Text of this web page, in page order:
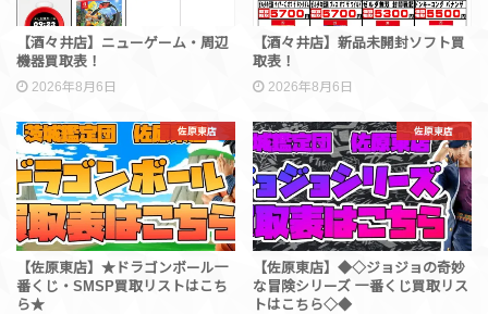
【酒々井店】ニューゲーム・周辺
機器買取表！
2026年8月6日
【酒々井店】新品未開封ソフト買
取表！
2026年8月6日
佐原東店
【佐原東店】★ドラゴンボール一
番くじ・SMSP買取リストはこち
ら★
佐原東店
【佐原東店】◆◇ジョジョの奇妙
な冒険シリーズ 一番くじ買取リス
トはこちら◇◆